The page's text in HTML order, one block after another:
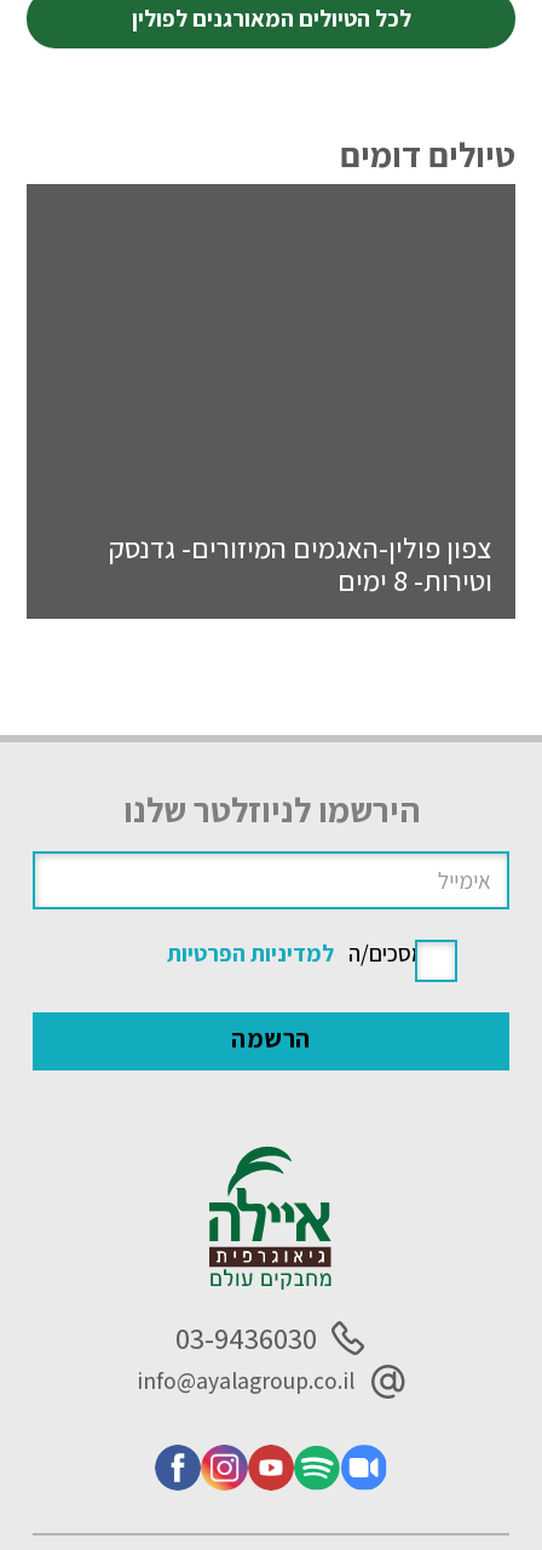
לכל הטיולים המאורגנים לפולין
טיולים דומים
צפון פולין-האגמים המיזורים- גדנסק
וטירות- 8 ימים
הירשמו לניוזלטר שלנו
אני מסכים/ה למדיניות הפרטיות
03-9436030
info@ayalagroup.co.il